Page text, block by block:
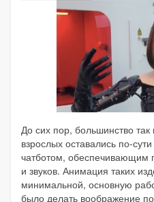
До сих пор, большинство
взрослых оставались по-
чатботом, обеспечивающим
и звуков. Анимация таких
минимальной, основную
было делать воображение